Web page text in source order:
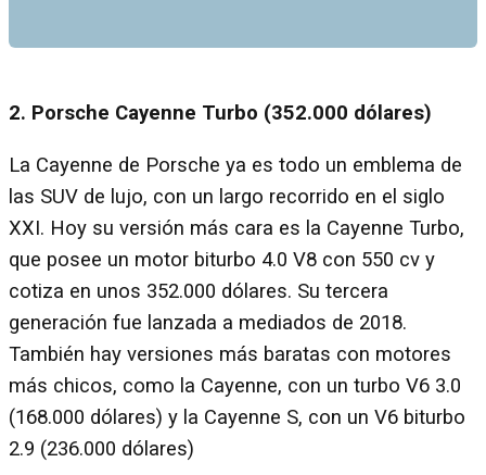
2. Porsche Cayenne Turbo (352.000 dólares)
La Cayenne de Porsche ya es todo un emblema de
las SUV de lujo, con un largo recorrido en el siglo
XXI. Hoy su versión más cara es la Cayenne Turbo,
que posee un motor biturbo 4.0 V8 con 550 cv y
cotiza en unos 352.000 dólares. Su tercera
generación fue lanzada a mediados de 2018.
También hay versiones más baratas con motores
más chicos, como la Cayenne, con un turbo V6 3.0
(168.000 dólares) y la Cayenne S, con un V6 biturbo
2.9 (236.000 dólares)